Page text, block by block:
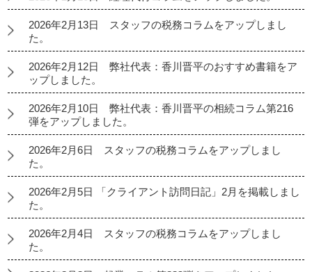
2026年2月13日 スタッフの税務コラムをアップしまし
た。
2026年2月12日 弊社代表：香川晋平のおすすめ書籍をア
ップしました。
2026年2月10日 弊社代表：香川晋平の相続コラム第216
弾をアップしました。
2026年2月6日 スタッフの税務コラムをアップしまし
た。
2026年2月5日 「クライアント訪問日記」2月を掲載しまし
た。
2026年2月4日 スタッフの税務コラムをアップしまし
た。